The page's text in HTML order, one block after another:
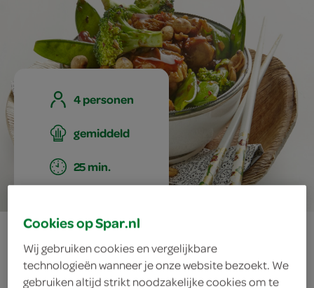
4 personen
gemiddeld
25 min.
kip met peultjes
en pinda's
Cookies op Spar.nl
Wij gebruiken cookies en vergelijkbare
technologieën wanneer je onze website bezoekt. We
gebruiken altijd strikt noodzakelijke cookies om te